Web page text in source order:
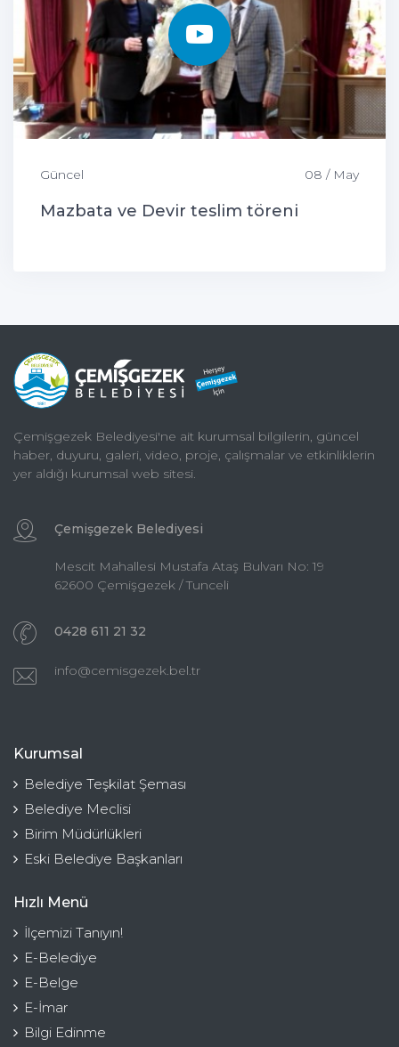
Güncel 08 / May
Mazbata ve Devir teslim töreni
Çemişgezek Belediyesi'ne ait kurumsal bilgilerin, güncel
haber, duyuru, galeri, video, proje, çalışmalar ve etkinliklerin
yer aldığı kurumsal web sitesi.
Çemişgezek Belediyesi
Mescit Mahallesi Mustafa Ataş Bulvarı No: 19
62600 Çemişgezek / Tunceli
0428 611 21 32
info@cemisgezek.bel.tr
Kurumsal
Belediye Teşkilat Şeması
Belediye Meclisi
Birim Müdürlükleri
Eski Belediye Başkanları
Hızlı Menü
İlçemizi Tanıyın!
E-Belediye
E-Belge
E-İmar
Bilgi Edinme